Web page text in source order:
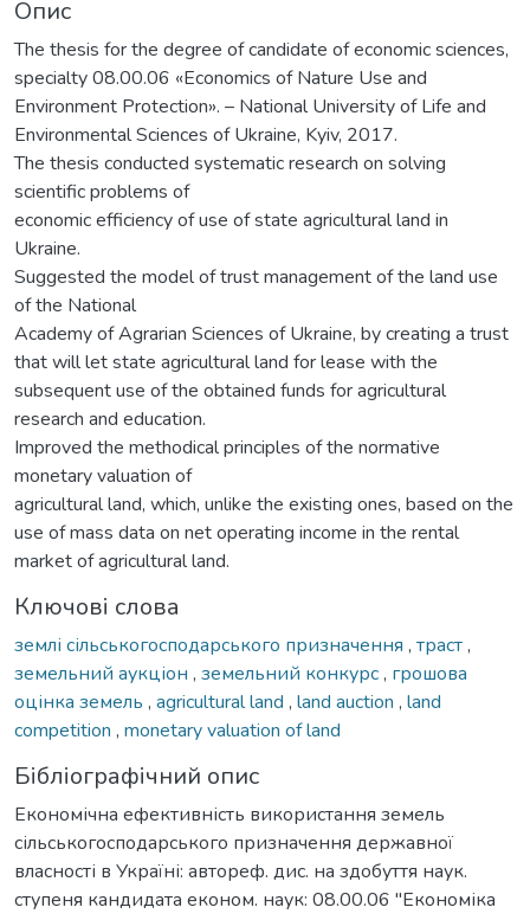
Опис
The thesis for the degree of candidate of economic sciences,
specialty 08.00.06 «Economics of Nature Use and
Environment Protection». – National University of Life and
Environmental Sciences of Ukraine, Kyiv, 2017.
The thesis conducted systematic research on solving
scientific problems of
economic efficiency of use of state agricultural land in
Ukraine.
Suggested the model of trust management of the land use
of the National
Academy of Agrarian Sciences of Ukraine, by creating a trust
that will let state agricultural land for lease with the
subsequent use of the obtained funds for agricultural
research and education.
Improved the methodical principles of the normative
monetary valuation of
agricultural land, which, unlike the existing ones, based on the
use of mass data on net operating income in the rental
market of agricultural land.
Ключові слова
землі сільськогосподарського призначення , траст,
земельний аукціон , земельний конкурс, грошова
оцінка земель , agricultural land , land auction , land
competition , monetary valuation of land
Бібліографічний опис
Економічна ефективність використання земель
сільськогосподарського призначення державної
власності в Україні: автореф. дис. на здобуття наук.
ступеня кандидата економ. наук: 08.00.06 "Економіка